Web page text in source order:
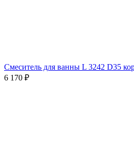
Смеситель для ванны L 3242 D35
6 170 ₽